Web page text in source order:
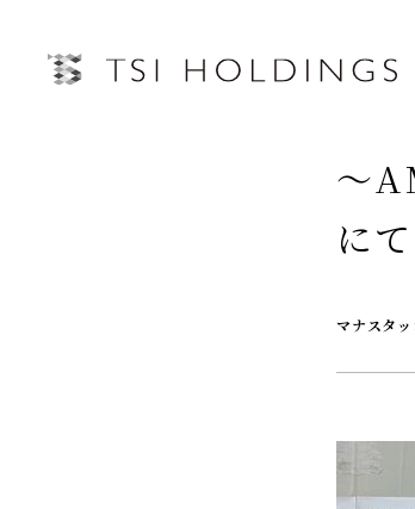
IRトップページ
有価証券報告書・四半期報告書
～
に
マナスタッ